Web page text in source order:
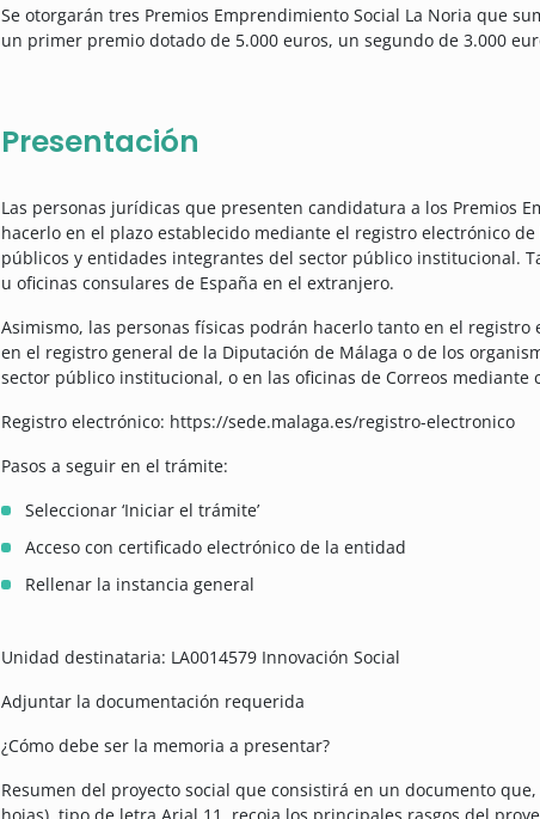
Se otorgarán tres Premios Emprendimiento Social La Noria que
un primer premio dotado de 5.000 euros, un segundo de 3.000
Presentación
Las personas jurídicas que presenten candidatura a los Premios
hacerlo en el plazo establecido mediante el registro electrónico
públicos y entidades integrantes del sector público institucional.
u oficinas consulares de España en el extranjero.
Asimismo, las personas físicas podrán hacerlo tanto en el
en el registro general de la Diputación de Málaga o de los
sector público institucional, o en las oficinas de Correos mediante
Registro electrónico: https://sede.malaga.es/registro-electronico
Pasos a seguir en el trámite:
Seleccionar ‘Iniciar el trámite’
Acceso con certificado electrónico de la entidad
Rellenar la instancia general
Unidad destinataria: LA0014579 Innovación Social
Adjuntar la documentación requerida
¿Cómo debe ser la memoria a presentar?
Resumen del proyecto social que consistirá en un documento
hojas), tipo de letra Arial 11, recoja los principales rasgos del